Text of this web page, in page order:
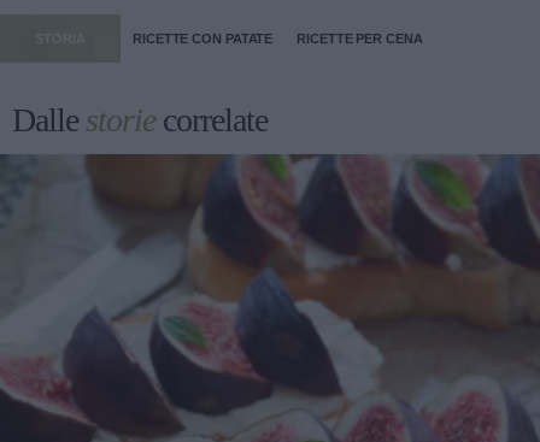
STORIA RICETTE CON PATATE RICETTE PER CENA
Dallestoriecorrelate